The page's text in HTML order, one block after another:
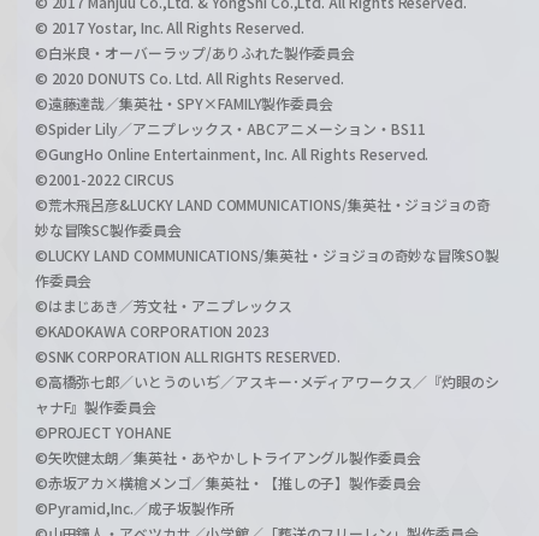
© 2017 Yostar, Inc. All Rights Reserved.
©白米良・オーバーラップ/ありふれた製作委員会
© 2020 DONUTS Co. Ltd. All Rights Reserved.
©遠藤達哉／集英社・SPY×FAMILY製作委員会
©Spider Lily／アニプレックス・ABCアニメーション・BS11
©GungHo Online Entertainment, Inc. All Rights Reserved.
©2001-2022 CIRCUS
©荒木飛呂彦&LUCKY LAND COMMUNICATIONS/集英社・ジョジョの奇
妙な冒険SC製作委員会
©LUCKY LAND COMMUNICATIONS/集英社・ジョジョの奇妙な冒険SO製
作委員会
©はまじあき／芳文社・アニプレックス
©KADOKAWA CORPORATION 2023
©SNK CORPORATION ALL RIGHTS RESERVED.
©高橋弥七郎／いとうのいぢ／アスキー･メディアワークス／『灼眼のシ
ャナF』製作委員会
©PROJECT YOHANE
©矢吹健太朗／集英社・あやかしトライアングル製作委員会
©赤坂アカ×横槍メンゴ／集英社・【推しの子】製作委員会
©Pyramid,Inc.／成子坂製作所